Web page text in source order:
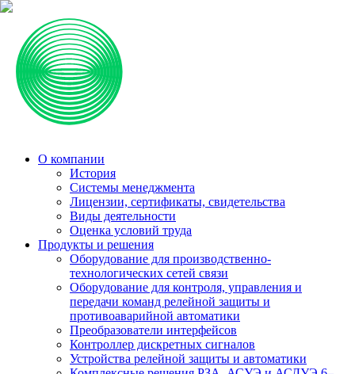
О компании
История
Системы менеджмента
Лицензии, сертификаты, свидетельства
Виды деятельности
Оценка условий труда
Продукты и решения
Оборудование для производственно-
технологических сетей связи
Оборудование для контроля, управления и
передачи команд релейной защиты и
противоаварийной автоматики
Преобразователи интерфейсов
Контроллер дискретных сигналов
Устройства релейной защиты и автоматики